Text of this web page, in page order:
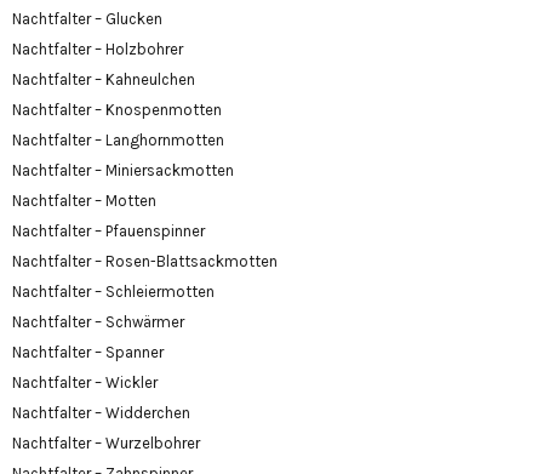
Nachtfalter – Glucken
Nachtfalter – Holzbohrer
Nachtfalter – Kahneulchen
Nachtfalter – Knospenmotten
Nachtfalter – Langhornmotten
Nachtfalter – Miniersackmotten
Nachtfalter – Motten
Nachtfalter – Pfauenspinner
Nachtfalter – Rosen-Blattsackmotten
Nachtfalter – Schleiermotten
Nachtfalter – Schwärmer
Nachtfalter – Spanner
Nachtfalter – Wickler
Nachtfalter – Widderchen
Nachtfalter – Wurzelbohrer